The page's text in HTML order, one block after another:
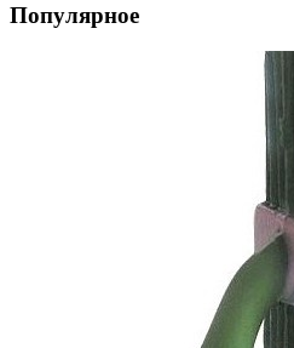
Популярное